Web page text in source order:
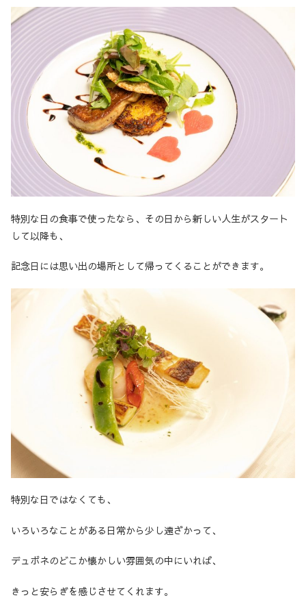
特別な日の食事で使ったなら、その日から新しい人生がスタート
して以降も、
記念日には思い出の場所として帰ってくることができます。
特別な日ではなくても、
いろいろなことがある日常から少し遠ざかって、
デュボネのどこか懐かしい雰囲気の中にいれば、
きっと安らぎを感じさせてくれます。